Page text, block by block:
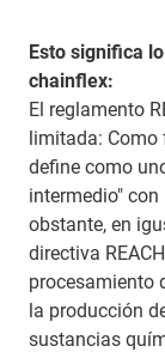
Esto significa
chainflex:
El reglamento
limitada: Como
define como
intermedio"
obstante, en
directiva
procesamiento
la producción
sustancias